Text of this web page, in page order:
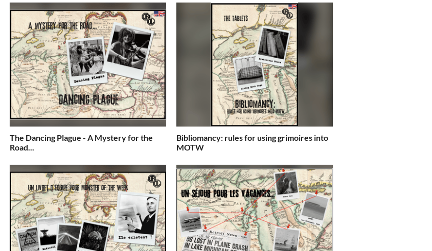
The Dancing Plague - A Mystery for the
Road...
Bibliomancy: rules for using grimoires into
MOTW